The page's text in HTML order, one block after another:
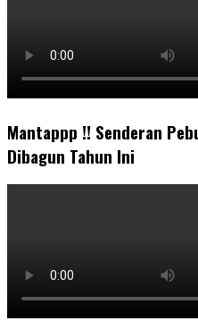
Mantappp !! Senderan
Dibagun Tahun Ini